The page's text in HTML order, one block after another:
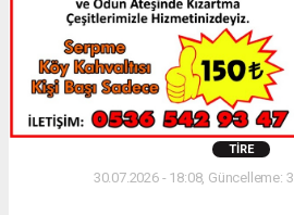
TIRE
30.07.2026 - 18:08, Güncelleme: